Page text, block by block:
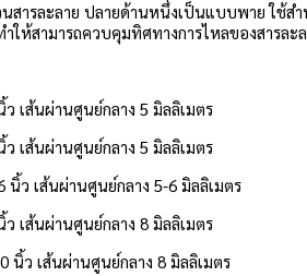
สารละลาย ปลายด้านหนึ่งเป็นแบบพาย ใช้ส
ให้สามารถควบคุมทิศทางการไหลของสารละ
เส้นผ่านศูนย์กลาง 5 มิลลิเมตร
เส้นผ่านศูนย์กลาง 5 มิลลิเมตร
นิ้ว เส้นผ่านศูนย์กลาง 5-6 มิลลิเมตร
เส้นผ่านศูนย์กลาง 8 มิลลิเมตร
นิ้ว เส้นผ่านศูนย์กลาง 8 มิลลิเมตร